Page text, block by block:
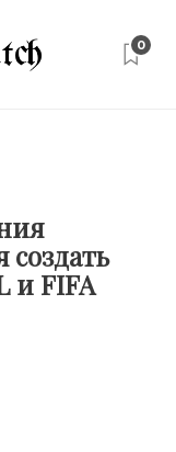
0
создать
и FIFA